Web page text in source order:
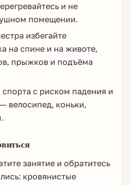
и не
помещении.
избегайте
на спине и на животе,
прыжков и подъёма
с риском падения и
велосипед, коньки,
занятие и обратитесь
кровянистые